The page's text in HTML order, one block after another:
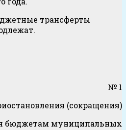
трансферты
№ 1
(сокращения)
бюджетам муниципальных